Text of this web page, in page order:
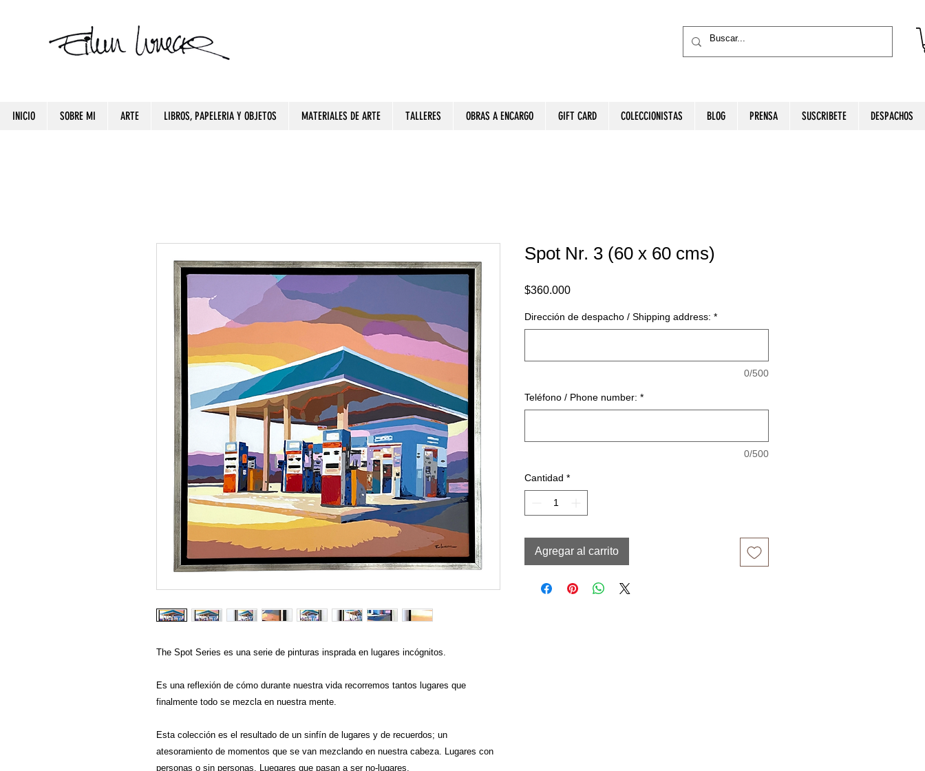
INICIO SOBRE MI ARTE LIBROS, PAPELERIA Y OBJETOS MATERIALES DE ARTE TALLERES OBRAS A ENCARGO GIFT CARD COLECCIONISTAS BLOG PRENSA SUSCRIBETE DESPACHOS
The Spot Series es una serie de pinturas insprada en lugares incógnitos.
Es una reflexión de cómo durante nuestra vida recorremos tantos lugares que
finalmente todo se mezcla en nuestra mente.
Esta colección es el resultado de un sinfín de lugares y de recuerdos; un
atesoramiento de momentos que se van mezclando en nuestra cabeza. Lugares con
personas o sin personas. Luegares que pasan a ser no-lugares.
Spot Nr. 3 (60 x 60 cms)
$360.000Precio
Dirección de despacho / Shipping address: *
0/500
Teléfono / Phone number: *
0/500
Cantidad *
Agregar al carrito